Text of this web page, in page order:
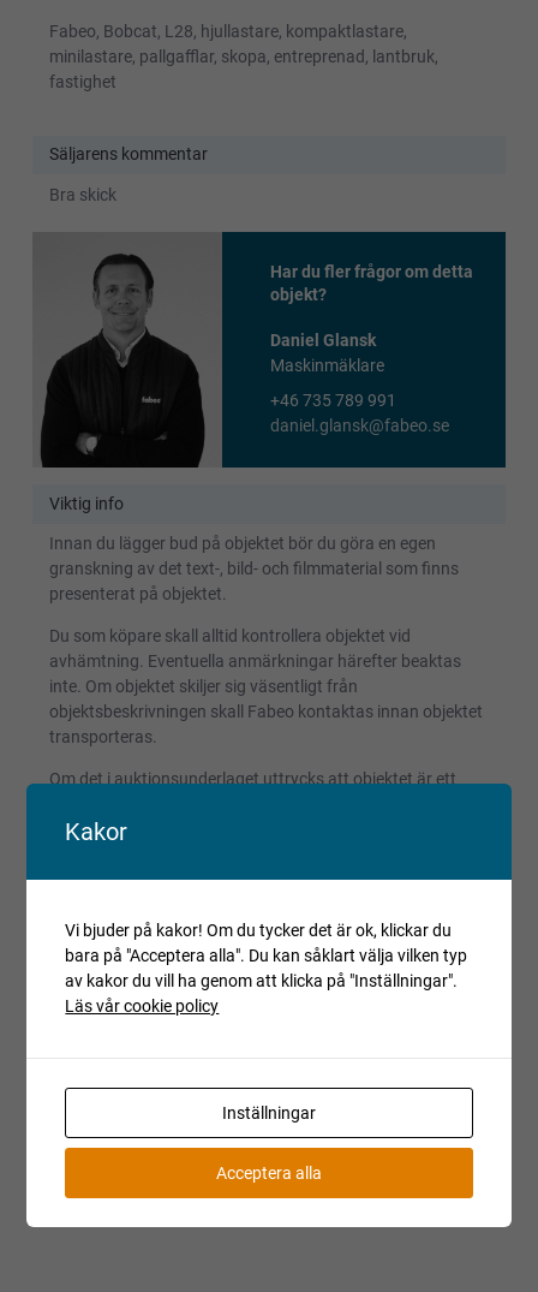
Fabeo, Bobcat, L28, hjullastare, kompaktlastare,
minilastare, pallgafflar, skopa, entreprenad, lantbruk,
fastighet
Säljarens kommentar
Bra skick
Har du fler frågor om detta
objekt?
Daniel Glansk
Maskinmäklare
+46 735 789 991
daniel.glansk@fabeo.se
Viktig info
Innan du lägger bud på objektet bör du göra en egen
granskning av det text-, bild- och filmmaterial som finns
presenterat på objektet.
Du som köpare skall alltid kontrollera objektet vid
avhämtning. Eventuella anmärkningar härefter beaktas
inte. Om objektet skiljer sig väsentligt från
objektsbeskrivningen skall Fabeo kontaktas innan objektet
transporteras.
Om det i auktionsunderlaget uttrycks att objektet är ett
provkörning. Objektet kan ha andra fel än de som har
Reparationsobjekt kan ej reklameras.
Registrerade fordon säljs avställda om inget annat anges.
Villkor och regler
Kopiera länk till den här auktionen
Är du intresserad av objektet men deltog inte i
budgivningen, var vänlig kontakta ansvarig mäklare för
aktuell status.
Kakor
Vi bjuder på kakor! Om du tycker det är ok, klickar du
bara på "Acceptera alla". Du kan såklart välja vilken typ
av kakor du vill ha genom att klicka på "Inställningar".
Läs vår cookie policy
Inställningar
Acceptera alla